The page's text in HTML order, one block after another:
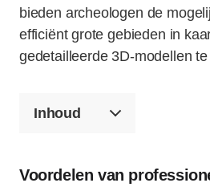
bieden archeologen de
efficiënt grote gebieden in
gedetailleerde 3D-modellen
Inhoud
Voordelen van